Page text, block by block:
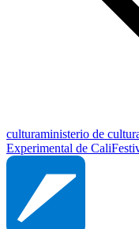
culturaministerio de
Experimental de Cali